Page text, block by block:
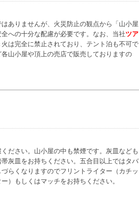
ありませんが、火災防止の観点から「山小屋
への十分な配慮が必要です。なお、当社ツア
火は完全に禁止されており、テント泊も不可で
山小屋や頂上の売店で販売しておりますの
ださい。山小屋の中も禁煙です。灰皿なども
灰皿をお持ちください。五合目以上ではタバ
らくなりますのでフリントライター（カチッ
）もしくはマッチをお持ちください。